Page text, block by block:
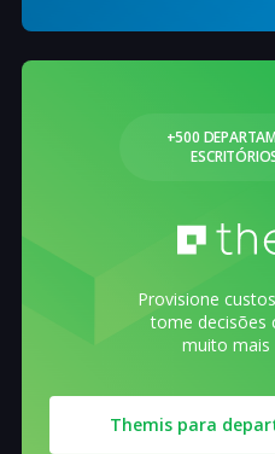
+500
Provisione
tome decisões
muito mais
Themis para